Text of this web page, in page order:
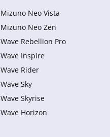
Mizuno Neo Vista
Mizuno Neo Zen
Wave Rebellion Pro
Wave Inspire
Wave Rider
Wave Sky
Wave Skyrise
Wave Horizon